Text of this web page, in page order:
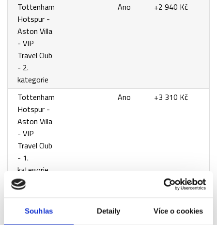
Souhlas Detaily Více o cookies
Tottenham
Hotspur -
Aston Villa
- VIP
Travel Club
- 2.
kategorie
Ano +2 940 Kč
Tottenham
Hotspur -
Aston Villa
- VIP
Travel Club
- 1.
kategorie
Ano +3 310 Kč
Tottenham
Aston Villa
+5 150 Kč